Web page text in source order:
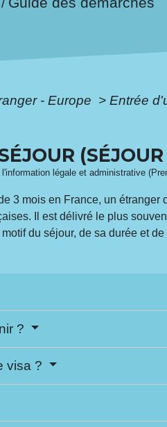
/
- Europe > Entrée
légale et administrative
3 mois en France, un
Il est délivré le plus
du séjour, de sa durée et
?
visa ?